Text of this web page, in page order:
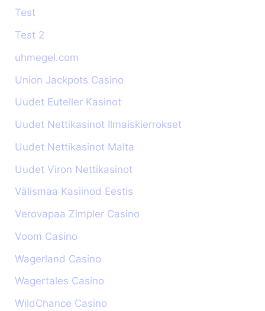
Test
Test 2
uhmegel.com
Union Jackpots Casino
Uudet Euteller Kasinot
Uudet Nettikasinot Ilmaiskierrokset
Uudet Nettikasinot Malta
Uudet Viron Nettikasinot
Välismaa Kasiinod Eestis
Verovapaa Zimpler Casino
Voom Casino
Wagerland Casino
Wagertales Casino
WildChance Casino